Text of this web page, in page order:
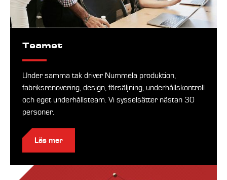
Teamet
Under samma tak driver Nummela produktion,
fabriksrenovering, design, försäljning, underhållskontroll
och eget underhållsteam. Vi sysselsätter nästan 30
personer.
Läs mer